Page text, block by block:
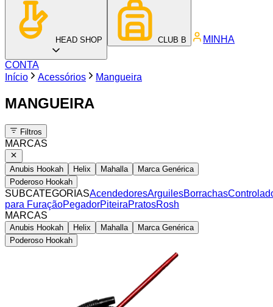
HEAD SHOP CLUB B MINHA
CONTA
Início
Acessórios Mangueira
MANGUEIRA
Filtros
MARCAS
Anubis Hookah Helix Mahalla
Marca Genérica
Poderoso Hookah
SUBCATEGORIASAcendedoresArguilesBorrachas
para FuraçãoPegadorPiteiraPratosRosh
MARCAS
Anubis Hookah Helix Mahalla
Marca Genérica
Poderoso Hookah